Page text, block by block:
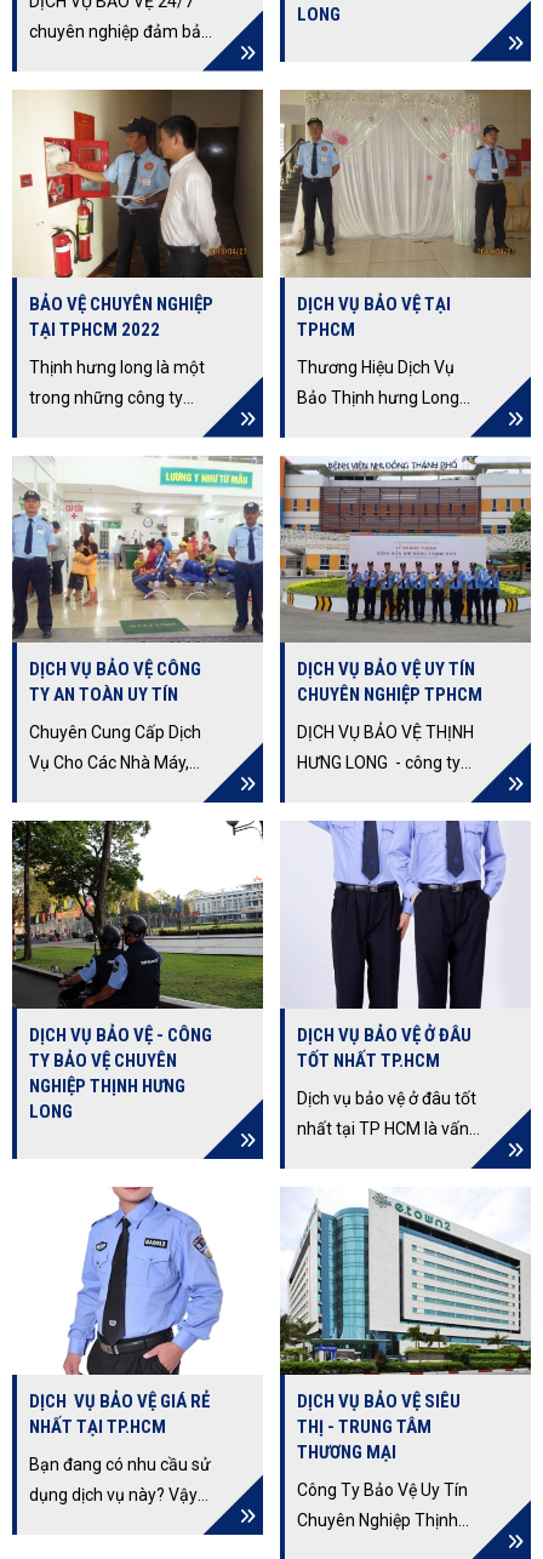
chuyên nghiệp đảm bảo
gián đoạn. Khám phá
các ưu điểm vượt trội và
phạm vi ứng dụng rộng
rãi của dịch vụ bảo vệ 24
giờ liên tục, giúp tối ưu
hóa chi phí và ngăn
chặn rủi ro hiệu quả.
LONG
BẢO VỆ CHUYÊN NGHIỆP
TẠI TPHCM 2022
Thịnh hưng long là một
trong những công ty
cung cấp dịch vụ bảo vệ
chuyên nghiệp. Với hơn
10 năm kinh nghiệm
hoạt động trong nghề,
sở hữu đội ngũ nhân
viên giàu kinh nghiệm,
trình độ chuyên môn
cao… làm hài lòng ngay
cả những khách hàng
khó tính nhất.
DỊCH VỤ BẢO VỆ TẠI
TPHCM
Thương Hiệu Dịch Vụ
Bảo Thịnh hưng Long
Kết Dịch Vụ Chất Lượng
Cao. Cung Cấp Bảo Vệ
Vệ Sĩ Cho Các Mục Tiêu
Cố Định, Di Động,
Trường Học, Sự Kiện...
DỊCH VỤ BẢO VỆ CÔNG
TY AN TOÀN UY TÍN
Chuyên Cung Cấp Dịch
Vụ Cho Các Nhà Máy,
Khách Sạn, Ngân Hàng
Uy Tín. Cam Kết Dịch Vụ
Chuyên Nghiệp Uy Tín,
Đem Lại Sự Hài Lòng Và
An Tâm
DỊCH VỤ BẢO VỆ UY TÍN
CHUYÊN NGHIỆP TPHCM
DỊCH VỤ BẢO VỆ THỊNH
HƯNG LONG - công ty
uy tín tại TPHCM sở hữu
đội ngũ nhân viên giàu
kinh nghiệm, trình độ
chuyên môn cao... làm
hài lòng những khách
hàng khó tính nhất
DỊCH VỤ BẢO VỆ - CÔNG
TY BẢO VỆ CHUYÊN
NGHIỆP THỊNH HƯNG
LONG
DỊCH VỤ BẢO VỆ Ở ĐÂU
TỐT NHẤT TP.HCM
Dịch vụ bảo vệ ở đâu tốt
nhất tại TP HCM là vấn
đề được rất nhiều doanh
nghiệp quan tâm đến?
Không những vậy, nhiệm
vụ của người bảo vệ là
gì? Các loại dịch vụ bảo
vệ phổ biến nhất trên thị
trường hiện nay? Các
vấn đề này luôn được
nhiều người quan tâm
chú ý đến.
DỊCH VỤ BẢO VỆ GIÁ RẺ
NHẤT TẠI TP.HCM
Bạn đang có nhu cầu sử
dụng dịch vụ này? Vậy
DỊCH VỤ BẢO VỆ SIÊU
THỊ - TRUNG TÂM
THƯƠNG MẠI
Công Ty Bảo Vệ Uy Tín
Chuyên Nghiệp Thịnh